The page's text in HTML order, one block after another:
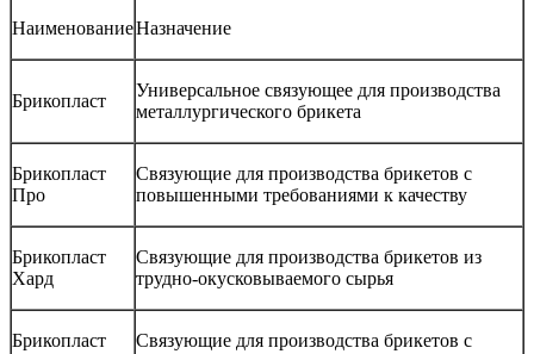
НаименованиеНазначение
Брикопласт
Универсальное связующее для производства
металлургического брикета
Брикопласт
Про
Связующие для производства брикетов с
повышенными требованиями к качеству
Брикопласт
Хард
Связующие для производства брикетов из
трудно-окусковываемого сырья
Брикопласт
Связующие для производства брикетов с